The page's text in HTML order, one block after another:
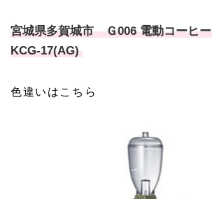
宮城県多賀城市 Ｇ006 電動コーヒ
KCG-17(AG)
色違いはこちら